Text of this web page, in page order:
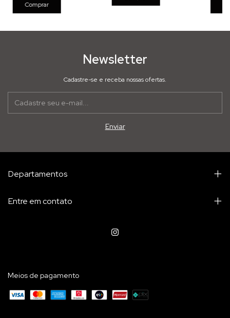
Comprar
Newsletter
Cadastre-se e receba nossas ofertas.
Departamentos
Entre em contato
Meios de pagamento